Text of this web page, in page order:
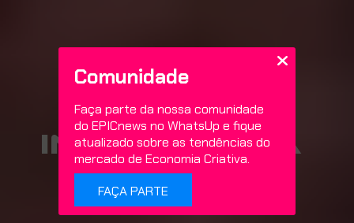
mw
informática
Comunidade
Faça parte da nossa comunidade
do EPICnews no WhatsUp e fique
atualizado sobre as tendências do
mercado de Economia Criativa.
FAÇA PARTE